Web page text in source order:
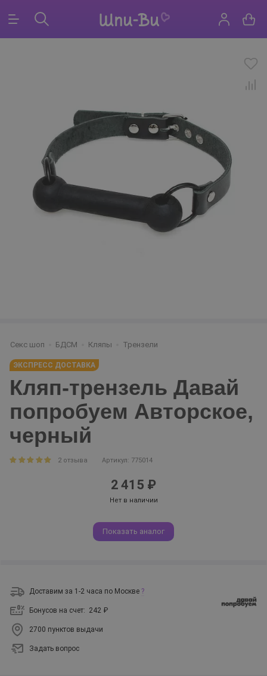
Секс шоп БДСМ Кляпы Трензели
ЭКСПРЕСС ДОСТАВКА
Кляп-трензель Давай
попробуем Авторское,
черный
2 отзыва Артикул: 775014
2 415 ₽
Нет в наличии
Показать аналог
Доставим за 1-2 часа по Москве ?
Бонусов на счет: 242 ₽
2700 пунктов выдачи
Задать вопрос